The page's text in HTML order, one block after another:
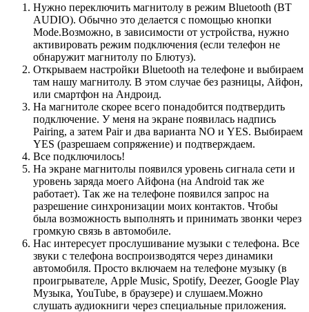
Нужно переключить магнитолу в режим Bluetooth (BT
AUDIO). Обычно это делается с помощью кнопки
Mode.Возможно, в зависимости от устройства, нужно
активировать режим подключения (если телефон не
обнаружит магнитолу по Блютуз).
Открываем настройки Bluetooth на телефоне и выбираем
там нашу магнитолу. В этом случае без разницы, Айфон,
или смартфон на Андроид.
На магнитоле скорее всего понадобится подтвердить
подключение. У меня на экране появилась надпись
Pairing, а затем Pair и два варианта NO и YES. Выбираем
YES (разрешаем сопряжение) и подтверждаем.
Все подключилось!
На экране магнитолы появился уровень сигнала сети и
уровень заряда моего Айфона (на Android так же
работает). Так же на телефоне появился запрос на
разрешение синхронизации моих контактов. Чтобы
была возможность выполнять и принимать звонки через
громкую связь в автомобиле.
Нас интересует прослушивание музыки с телефона. Все
звуки с телефона воспроизводятся через динамики
автомобиля. Просто включаем на телефоне музыку (в
проигрывателе, Apple Music, Spotify, Deezer, Google Play
Музыка, YouTube, в браузере) и слушаем.Можно
слушать аудиокниги через специальные приложения.